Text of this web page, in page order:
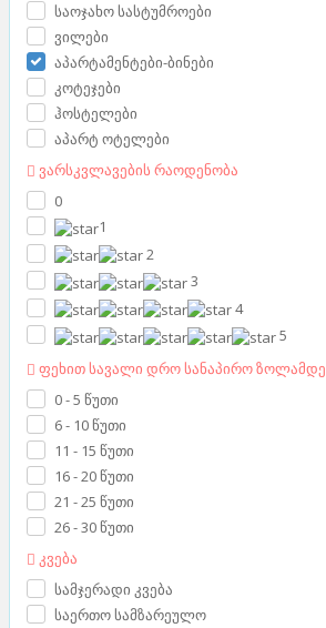
საოჯახო სასტუმროები
ვილები
აპარტამენტები-ბინები
კოტეჯები
ჰოსტელები
აპარტ ოტელები
ვარსკვლავების რაოდენობა
0
1
2
3
4
5
ფეხით სავალი დრო სანაპირო ზოლამდე
0 - 5 წუთი
6 - 10 წუთი
11 - 15 წუთი
16 - 20 წუთი
21 - 25 წუთი
26 - 30 წუთი
კვება
სამჯერადი კვება
საერთო სამზარეულო